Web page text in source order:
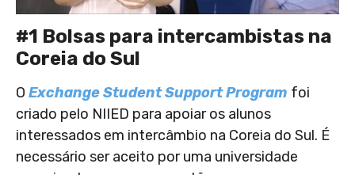
#1 Bolsas para intercambistas na
Coreia do Sul
O Exchange Student Support Program foi
criado pelo NIIED para apoiar os alunos
interessados em intercâmbio na Coreia do Sul. É
necessário ser aceito por uma universidade